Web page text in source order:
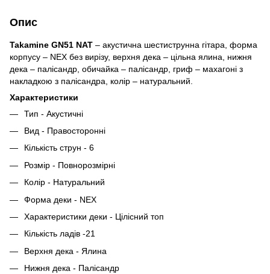
Опис
Takamine GN51 NAT – акустична шестиструнна гітара, форма
корпусу – NEX без вирізу, верхня дека – цільна ялина, нижня
дека – палісандр, обичайка – палісандр, гриф – махагоні з
накладкою з палісандра, колір – натуральний.
Характеристики
Тип - Акустичні
Вид - Правосторонні
Кількість струн - 6
Розмір - Повнорозмірні
Колір - Натуральний
Форма деки - NEX
Характеристики деки - Цілісний топ
Кількість ладів -21
Верхня дека - Ялина
Нижня дека - Палісандр